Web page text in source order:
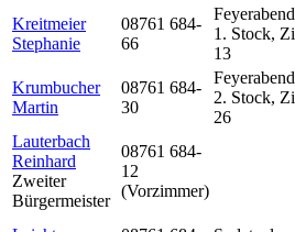
Kreitmeier
Stephanie
08761 684-
66
1. Stock,
13
Krumbucher
Martin
08761 684-
30
2. Stock,
26
Lauterbach
Reinhard
Zweiter
Bürgermeister
08761 684-
12
(Vorzimmer)